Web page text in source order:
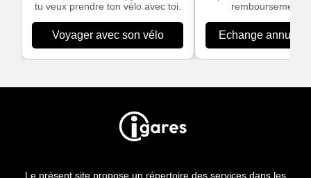
tu veux prendre ton vélo avec toi.
Voyager avec son vélo
remboursement
Echange
Le présent site propose un répertoire des services dans les